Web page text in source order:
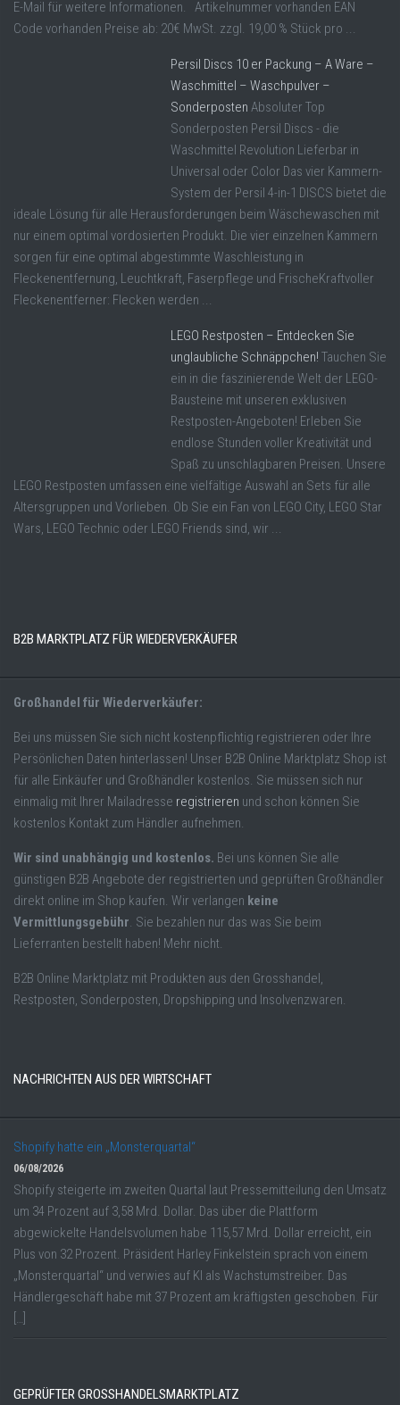
E-Mail für weitere Informationen. Artikelnummer vorhanden EAN
Code vorhanden Preise ab: 20€ MwSt. zzgl. 19,00 % Stück pro ...
Persil Discs 10 er Packung – A Ware –
Waschmittel – Waschpulver –
Sonderposten Absoluter Top
Sonderposten Persil Discs - die
Waschmittel Revolution Lieferbar in
Universal oder Color Das vier Kammern-
System der Persil 4-in-1 DISCS bietet die
ideale Lösung für alle Herausforderungen beim Wäschewaschen mit
nur einem optimal vordosierten Produkt. Die vier einzelnen Kammern
sorgen für eine optimal abgestimmte Waschleistung in
Fleckenentfernung, Leuchtkraft, Faserpflege und FrischeKraftvoller
Fleckenentferner: Flecken werden ...
LEGO Restposten – Entdecken Sie
unglaubliche Schnäppchen! Tauchen Sie
ein in die faszinierende Welt der LEGO-
Bausteine mit unseren exklusiven
Restposten-Angeboten! Erleben Sie
endlose Stunden voller Kreativität und
Spaß zu unschlagbaren Preisen. Unsere
LEGO Restposten umfassen eine vielfältige Auswahl an Sets für alle
Altersgruppen und Vorlieben. Ob Sie ein Fan von LEGO City, LEGO Star
Wars, LEGO Technic oder LEGO Friends sind, wir ...
B2B MARKTPLATZ FÜR WIEDERVERKÄUFER
Großhandel für Wiederverkäufer:
Bei uns müssen Sie sich nicht kostenpflichtig registrieren oder Ihre
Persönlichen Daten hinterlassen! Unser B2B Online Marktplatz Shop ist
für alle Einkäufer und Großhändler kostenlos. Sie müssen sich nur
einmalig mit Ihrer Mailadresse registrieren und schon können Sie
kostenlos Kontakt zum Händler aufnehmen.
Wir sind unabhängig und kostenlos. Bei uns können Sie alle
günstigen B2B Angebote der registrierten und geprüften Großhändler
direkt online im Shop kaufen. Wir verlangen keine
Vermittlungsgebühr. Sie bezahlen nur das was Sie beim
Lieferranten bestellt haben! Mehr nicht.
B2B Online Marktplatz mit Produkten aus den Grosshandel,
Restposten, Sonderposten, Dropshipping und Insolvenzwaren.
NACHRICHTEN AUS DER WIRTSCHAFT
Shopify hatte ein „Monsterquartal“
06/08/2026
Shopify steigerte im zweiten Quartal laut Pressemitteilung den Umsatz
um 34 Prozent auf 3,58 Mrd. Dollar. Das über die Plattform
abgewickelte Handelsvolumen habe 115,57 Mrd. Dollar erreicht, ein
Plus von 32 Prozent. Präsident Harley Finkelstein sprach von einem
„Monsterquartal“ und verwies auf KI als Wachstumstreiber. Das
Händlergeschäft habe mit 37 Prozent am kräftigsten geschoben. Für
[…]
GEPRÜFTER GROSSHANDELSMARKTPLATZ